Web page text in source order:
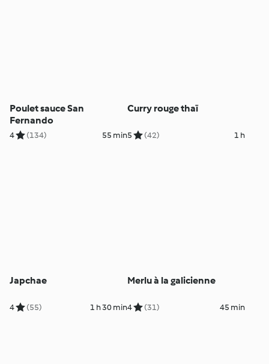
Poulet sauce San
Fernando
4 (134) 55 min
Curry rouge thaï
5 (42) 1 h
Japchae
4 (55) 1 h 30 min
Merlu à la galicienne
4 (31) 45 min